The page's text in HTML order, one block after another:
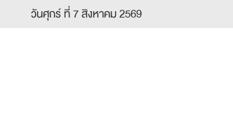
วันศุกร์ ที่ 7 สิงหาคม 2569